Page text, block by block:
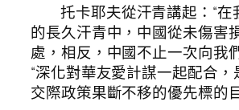
托卡耶夫從汗青講起：“在
的長久汗青中，中國從未傷害
處，相反，中國不止一次向我
“深化對華友愛計謀一起配合
交際政策果斷不移的優先標的